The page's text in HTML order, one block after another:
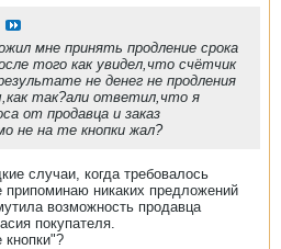
мне принять продление срока
того как увидел,что счётчик
не денег не продления
так?али ответил,что я
от продавца и заказ
не на те кнопки жал?
случаи, когда требовалось
никаких предложений
возможность продавца
покупателя.
кнопки"?